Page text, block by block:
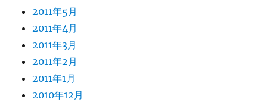
2011年5月
2011年4月
2011年3月
2011年2月
2011年1月
2010年12月